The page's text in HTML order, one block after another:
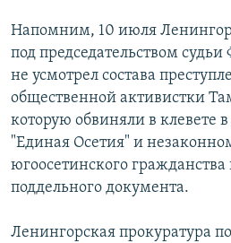
Напомним, 10 июля
под председательством
не усмотрел состава
общественной активистки
которую обвиняли в клевете
"Единая Осетия" и
югоосетинского
поддельного документа.
Ленингорская прокуратура